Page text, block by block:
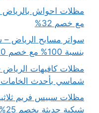
مظلات احواش بالرياض
مع خصم 32%
سواتر مسابح الرياض
بنسبة 100% مع خصم 20%
مظلات كافيهات
شماسي بأحدث الخامات
مظلات سبيس فريم
شبكية حديثة بخصم 25%